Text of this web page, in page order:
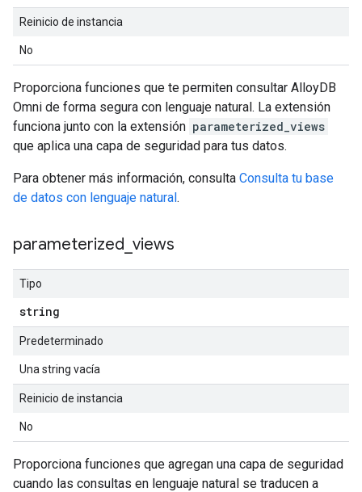
Reinicio de instancia
No
Proporciona funciones que te permiten consultar AlloyDB
Omni de forma segura con lenguaje natural. La extensión
funciona junto con la extensión parameterized_views
que aplica una capa de seguridad para tus datos.
Para obtener más información, consulta Consulta tu base
de datos con lenguaje natural.
parameterized views
Tipo
string
Predeterminado
Una string vacía
Reinicio de instancia
No
Proporciona funciones que agregan una capa de seguridad
cuando las consultas en lenguaje natural se traducen a